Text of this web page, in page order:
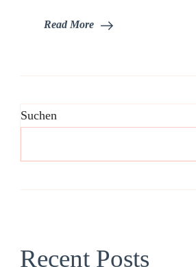
Read More
Suchen
Recent Posts